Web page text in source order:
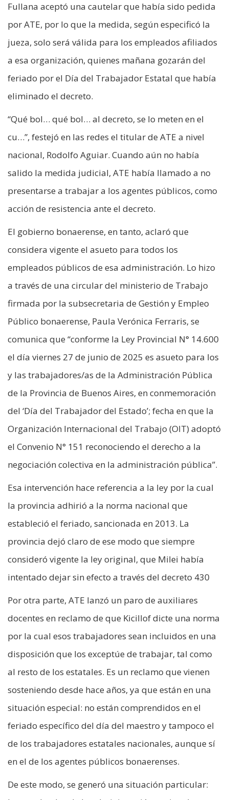
Fullana aceptó una cautelar que había sido pedida
por ATE, por lo que la medida, según especificó la
jueza, solo será válida para los empleados afiliados
a esa organización, quienes mañana gozarán del
feriado por el Día del Trabajador Estatal que había
eliminado el decreto.
“Qué bol… qué bol… al decreto, se lo meten en el
cu…”, festejó en las redes el titular de ATE a nivel
nacional, Rodolfo Aguiar. Cuando aún no había
salido la medida judicial, ATE había llamado a no
presentarse a trabajar a los agentes públicos, como
acción de resistencia ante el decreto.
El gobierno bonaerense, en tanto, aclaró que
considera vigente el asueto para todos los
empleados públicos de esa administración. Lo hizo
a través de una circular del ministerio de Trabajo
firmada por la subsecretaria de Gestión y Empleo
Público bonaerense, Paula Verónica Ferraris, se
comunica que “conforme la Ley Provincial N° 14.600
el día viernes 27 de junio de 2025 es asueto para los
y las trabajadores/as de la Administración Pública
de la Provincia de Buenos Aires, en conmemoración
del ‘Día del Trabajador del Estado’; fecha en que la
Organización Internacional del Trabajo (OIT) adoptó
el Convenio N° 151 reconociendo el derecho a la
negociación colectiva en la administración pública”.
Esa intervención hace referencia a la ley por la cual
la provincia adhirió a la norma nacional que
estableció el feriado, sancionada en 2013. La
provincia dejó claro de ese modo que siempre
consideró vigente la ley original, que Milei había
intentado dejar sin efecto a través del decreto 430
Por otra parte, ATE lanzó un paro de auxiliares
docentes en reclamo de que Kicillof dicte una norma
por la cual esos trabajadores sean incluidos en una
disposición que los exceptúe de trabajar, tal como
al resto de los estatales. Es un reclamo que vienen
sosteniendo desde hace años, ya que están en una
situación especial: no están comprendidos en el
feriado específico del día del maestro y tampoco el
de los trabajadores estatales nacionales, aunque sí
en el de los agentes públicos bonaerenses.
De este modo, se generó una situación particular: